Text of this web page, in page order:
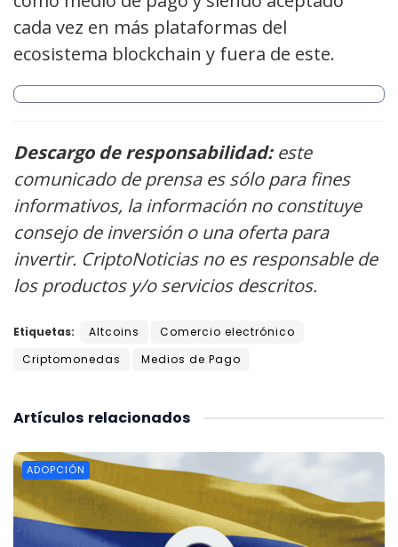
cada vez en más plataformas del
ecosistema blockchain y fuera de este.
Descargo de responsabilidad:este
comunicado de prensa es sólo para fines
informativos, la información no constituye
consejo de inversión o una oferta para
invertir. CriptoNoticias no es responsable de
los productos y/o servicios descritos.
Etiquetas: Altcoins
Comercio electrónico
Criptomonedas
Medios de Pago
relacionados
Artículos
ADOPCIÓN